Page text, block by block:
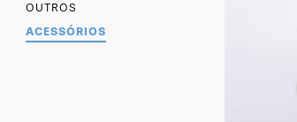
DESCARTÁVEIS
FESTA
OUTROS
ACESSÓRIOS